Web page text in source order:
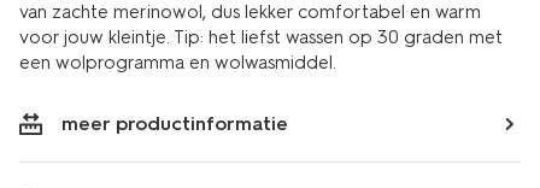
van zachte merinowol, dus lekker comfortabel en warm
voor jouw kleintje. Tip: het liefst wassen op 30 graden met
een wolprogramma en wolwasmiddel.
meer productinformatie